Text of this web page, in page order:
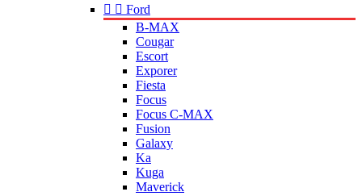
  Ford
B-MAX
Cougar
Escort
Exporer
Fiesta
Focus
Focus C-MAX
Fusion
Galaxy
Ka
Kuga
Maverick